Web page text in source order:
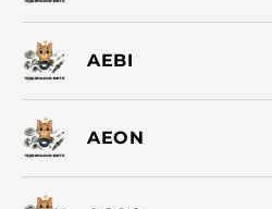
AEBI
AEON